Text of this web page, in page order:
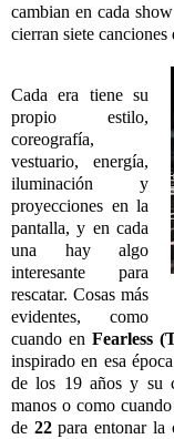
cambian en cada
cierran siete canciones
Cada era tiene su
propio estilo,
coreografía,
vestuario, energía,
iluminación y
proyecciones en la
pantalla, y en cada
una hay algo
interesante para
rescatar. Cosas más
evidentes, como
cuando enFearless
inspirado en esa
de los 19 años y su
manos o como
de 22para entonar la